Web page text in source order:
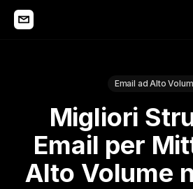
Email ad Alto
Migliori
Email per
Alto Volume